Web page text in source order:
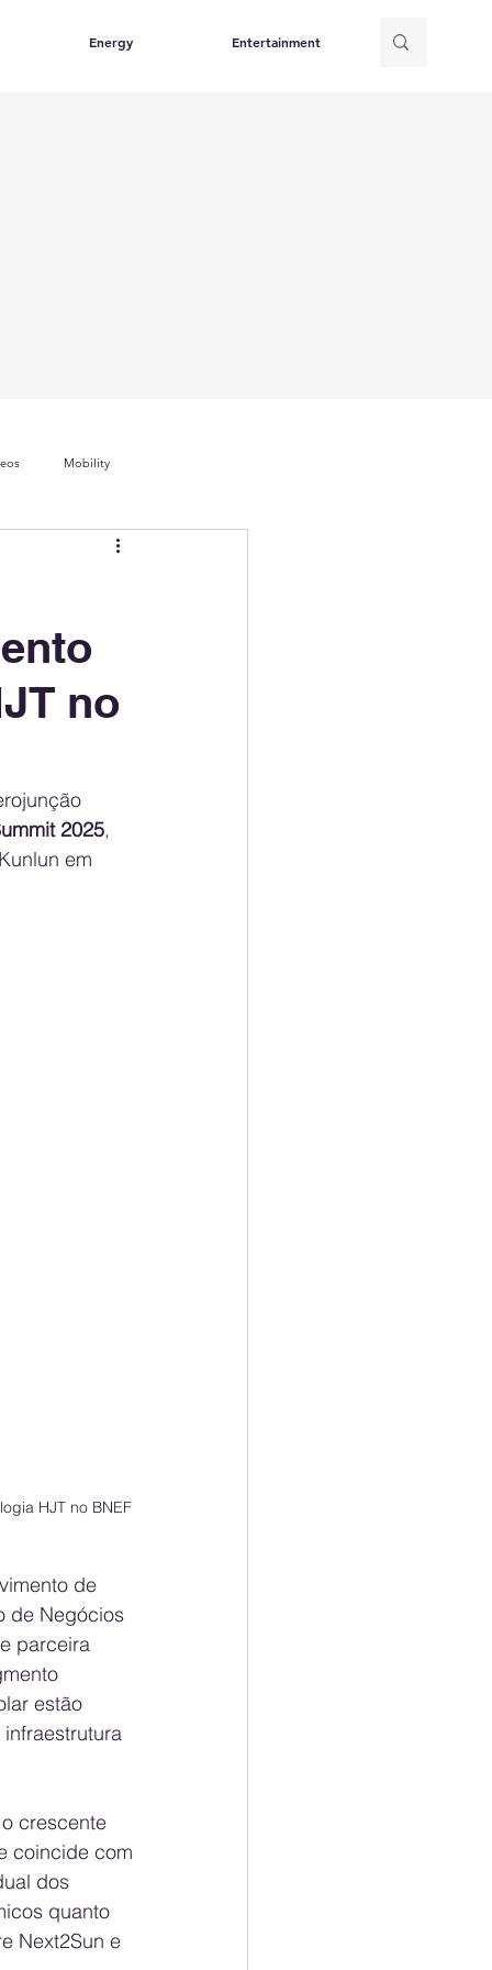
Energy Entertainment
Mobility
Electric Mobility Ranking
Choice
no
2025,
em
HJT no BNEF
de
de Negócios
parceira
estão
crescente
com
dos
quanto
Next2Sun e